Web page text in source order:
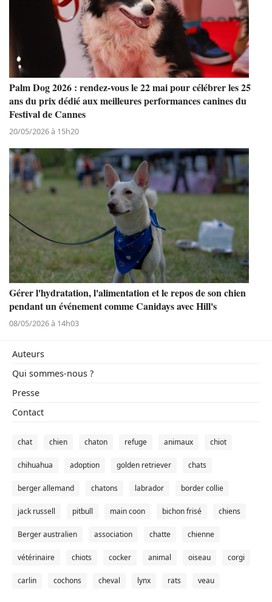
Palm Dog 2026 : rendez-vous le 22 mai pour célébrer les 25
ans du prix dédié aux meilleures performances canines du
Festival de Cannes
20/05/2026 à 15h20
Gérer l'hydratation, l'alimentation et le repos de son chien
pendant un événement comme Canidays avec Hill's
08/05/2026 à 14h03
Auteurs
Qui sommes-nous ?
Presse
Contact
chat chien chaton refuge animaux chiot
chihuahua adoption golden retriever chats
berger allemand chatons labrador border collie
jack russell pitbull main coon bichon frisé chiens
Berger australien association chatte chienne
vétérinaire chiots cocker animal oiseau corgi
carlin cochons cheval lynx rats veau